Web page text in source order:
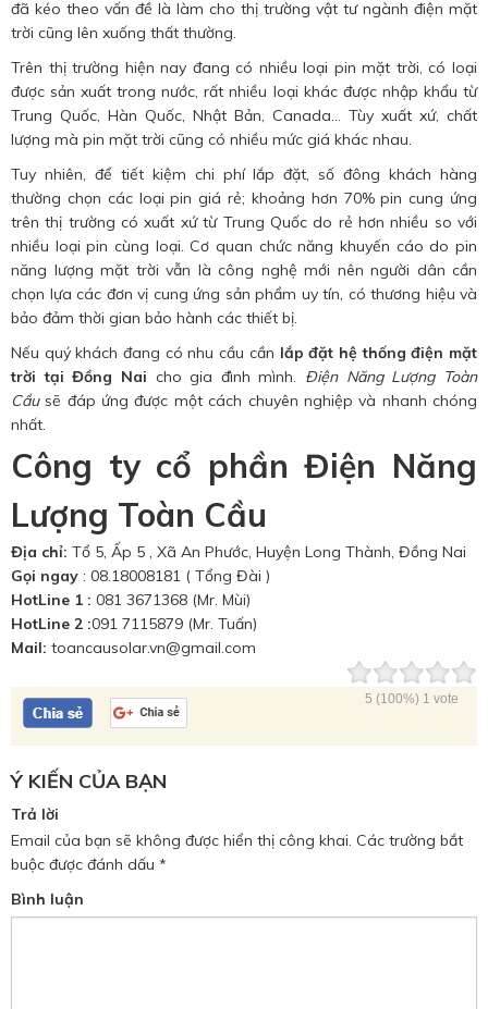
đã kéo theo vấn đề là làm cho thị trường vật tư ngành điện mặt
trời cũng lên xuống thất thường.
Trên thị trường hiện nay đang có nhiều loại pin mặt trời, có loại
được sản xuất trong nước, rất nhiều loại khác được nhập khẩu từ
Trung Quốc, Hàn Quốc, Nhật Bản, Canada… Tùy xuất xứ, chất
lượng mà pin mặt trời cũng có nhiều mức giá khác nhau.
Tuy nhiên, để tiết kiệm chi phí lắp đặt, số đông khách hàng
thường chọn các loại pin giá rẻ; khoảng hơn 70% pin cung ứng
trên thị trường có xuất xứ từ Trung Quốc do rẻ hơn nhiều so với
nhiều loại pin cùng loại. Cơ quan chức năng khuyến cáo do pin
năng lượng mặt trời vẫn là công nghệ mới nên người dân cần
chọn lựa các đơn vị cung ứng sản phẩm uy tín, có thương hiệu và
bảo đảm thời gian bảo hành các thiết bị.
Nếu quý khách đang có nhu cầu cần lắp đặt hệ thống điện mặt
trời tại Đồng Nai cho gia đình mình. Điện Năng Lượng Toàn
Cầusẽ đáp ứng được một cách chuyên nghiệp và nhanh chóng
nhất.
Công ty cổ phần Điện Năng
Lượng Toàn Cầu
Địa chỉ: Tổ 5, Ấp 5 , Xã An Phước, Huyện Long Thành, Đồng Nai
Gọi ngay : 08.18008181 ( Tổng Đài )
HotLine 1 : 081 3671368 (Mr. Mùi)
HotLine 2 :091 7115879 (Mr. Tuấn)
Mail: toancausolar.vn@gmail.com
5 (100%) 1 vote
Ý KIẾN CỦA BẠN
Trả lời
Email của bạn sẽ không được hiển thị công khai. Các trường bắt
buộc được đánh dấu *
Bình luận